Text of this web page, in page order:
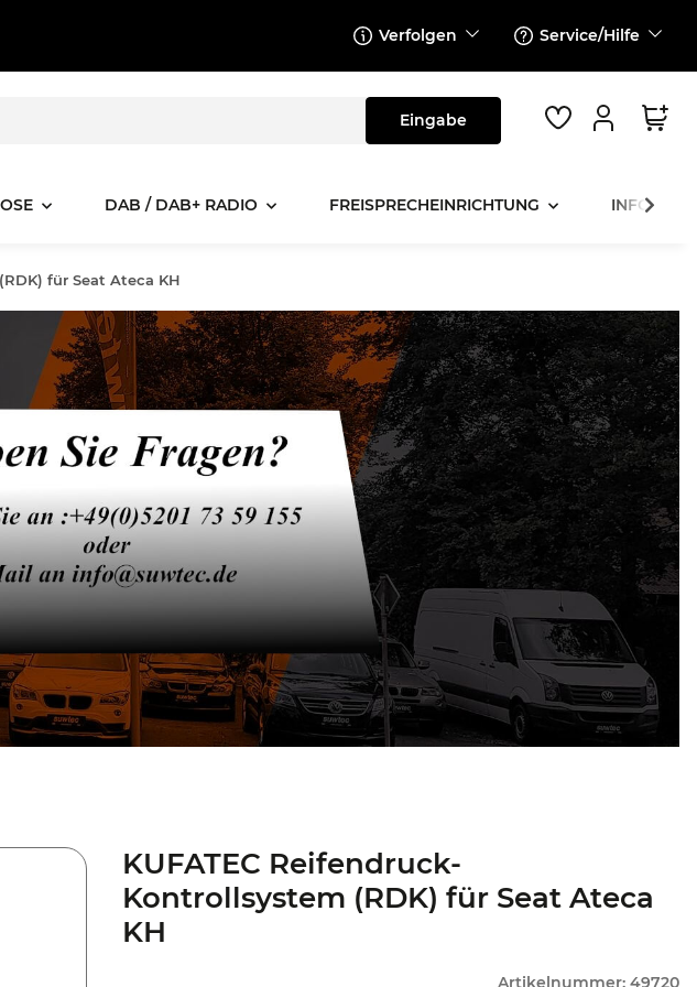
Verfolgen Service/Hilfe
DAB / DAB+ RADIO FREISPRECHEINRICHTUNG
für Seat Ateca KH
KUFATEC Reifendruck-
Kontrollsystem (RDK) für Seat Ateca
KH
Artikelnummer: 49720